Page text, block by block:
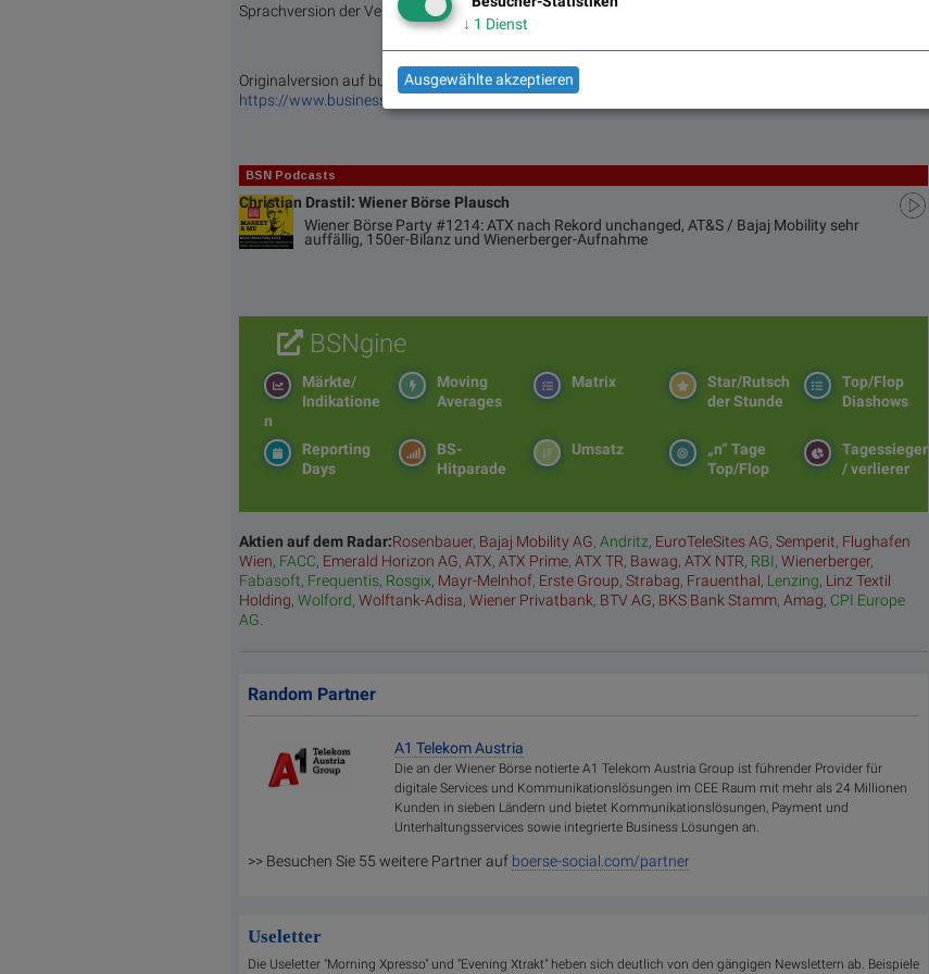
Sprachversion der Veröffentlichung ab.
Originalversion auf businesswire.com ansehen:
https://www.businesswire.com/news/home/20260518595085/de/
BSN Podcasts
Christian Drastil: Wiener Börse Plausch
Wiener Börse Party #1214: ATX nach Rekord unchanged, AT&S / Bajaj Mobility sehr
auffällig, 150er-Bilanz und Wienerberger-Aufnahme
BSNgine
Top/Flop
Diashows
Star/Rutsch
der Stunde
Matrix
Moving
Averages
Märkte/
Indikatione
n
Tagessieger
/ verlierer
„n“ Tage
Top/Flop
Umsatz
BS-
Hitparade
Reporting
Days
Aktien auf dem Radar:Rosenbauer, Bajaj Mobility AG, Andritz, EuroTeleSites AG, Semperit, Flughafen
Wien, FACC, Emerald Horizon AG, ATX, ATX Prime, ATX TR, Bawag, ATX NTR, RBI, Wienerberger,
Fabasoft, Frequentis, Rosgix, Mayr-Melnhof, Erste Group, Strabag, Frauenthal, Lenzing, Linz Textil
Holding, Wolford, Wolftank-Adisa, Wiener Privatbank, BTV AG, BKS Bank Stamm, Amag, CPI Europe
AG
Random Partner
A1 Telekom Austria
Die an der Wiener Börse notierte A1 Telekom Austria Group ist führender Provider für
digitale Services und Kommunikationslösungen im CEE Raum mit mehr als 24 Millionen
Kunden in sieben Ländern und bietet Kommunikationslösungen, Payment und
Unterhaltungsservices sowie integrierte Business Lösungen an.
>> Besuchen Sie 55 weitere Partner auf boerse-social.com/partner
Useletter
Die Useletter "Morning Xpresso" und "Evening Xtrakt" heben sich deutlich von den gängigen Newslettern ab. Beispiele
↓ 1 Dienst
Ausgewählte akzeptieren